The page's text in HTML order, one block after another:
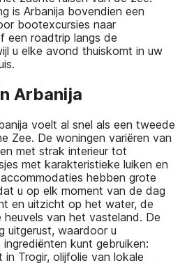
is Arbanija bovendien een
bootexcursies naar
een roadtrip langs de
u elke avond thuiskomt in uw
Arbanija
voelt al snel als een tweede
Zee. De woningen variëren van
met strak interieur tot
met karakteristieke luiken en
hebben grote
u op elk moment van de dag
en uitzicht op het water, de
van het vasteland. De
uitgerust, waardoor u
kunt gebruiken:
Trogir, olijfolie van lokale